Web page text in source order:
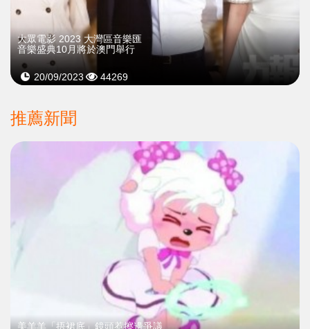
大眾電影 2023 大灣區音樂匯
音樂盛典10月將於澳門舉行
20/09/2023 44269
推薦新聞
美羊羊「捂裙底」鏡頭惹擦邊爭議